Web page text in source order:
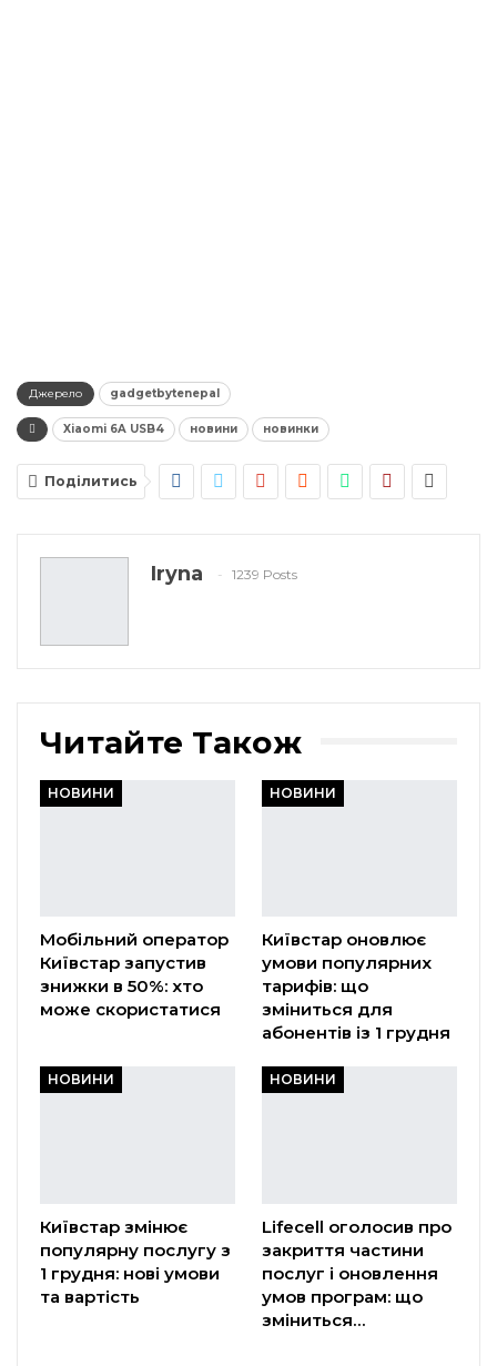
Джерело gadgetbytenepal
Xiaomi 6A USB4 новини новинки
Поділитись
Iryna 1239 Posts
Читайте Також
НОВИНИ
Мобільний оператор
Київстар запустив
знижки в 50%: хто
може скористатися
НОВИНИ
Київстар оновлює
умови популярних
тарифів: що
зміниться для
абонентів із 1 грудня
НОВИНИ
Київстар змінює
популярну послугу з
1 грудня: нові умови
та вартість
НОВИНИ
Lifecell оголосив про
закриття частини
послуг і оновлення
умов програм: що
зміниться…